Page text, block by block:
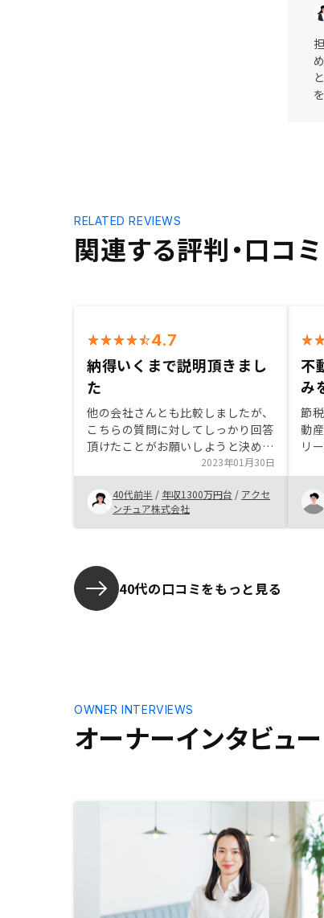
関連する評判・口コミ
RELATED REVIEWS
4.7
納得いくまで説明頂きまし
た
他の会社さんとも比較しましたが、
こちらの質問に対してしっかり回答
頂けたことがお願いしようと決めた
決め手です。リスクが怖かったの
で、何度もお話を重ねていくうち
に、リスクも理解した上で納得する
ことができました。成約後に何をし
なければならないのか、しっかり説
の書類だったり、振り込み口座の開
設のタイミングがうまくいかなかっ
たので、いつ頃何が必要なのか、教
えて頂くと安心です。
2023年01月30日
40代前半 / 年収1300万円台 / アクセ
ンチュア株式会社
不
み
節
動
リ
し
の
く
他
で
40代の口コミをもっと見る
オーナーインタビュー
OWNER INTERVIEWS